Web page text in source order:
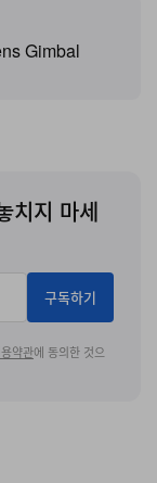
손해배상과
극적으로 요구하
모델인 Osmo
랜드는 6월 12
침해한 당사자
와 관련된 5건
측은 이 기술들
라 라인업 등
송을 경쟁을
Gimbal
치지 마세
구독하기
약관에 동의한 것으